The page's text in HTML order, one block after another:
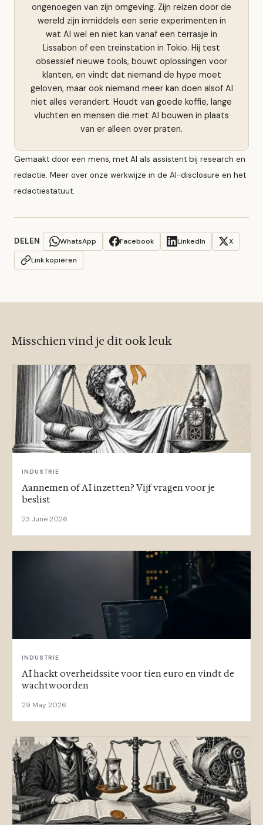
ongenoegen van zijn omgeving. Zijn reizen door de
wereld zijn inmiddels een serie experimenten in
wat AI wel en niet kan vanaf een terrasje in
Lissabon of een treinstation in Tokio. Hij test
obsessief nieuwe tools, bouwt oplossingen voor
klanten, en vindt dat niemand de hype moet
geloven, maar ook niemand meer kan doen alsof AI
niet alles verandert. Houdt van goede koffie, lange
vluchten en mensen die met AI bouwen in plaats
van er alleen over praten.
Gemaakt door een mens, met AI als assistent bij research en
redactie. Meer over onze werkwijze in de AI-disclosure en het
redactiestatuut.
DELEN WhatsApp Facebook LinkedIn
X
Link kopiëren
Misschien vind je dit ook leuk
INDUSTRIE
Aannemen of AI inzetten? Vijf vragen voor je
beslist
23 June 2026
INDUSTRIE
AI hackt overheidssite voor tien euro en vindt de
wachtwoorden
29 May 2026